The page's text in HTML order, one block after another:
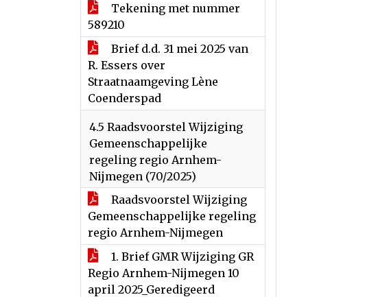
Tekening met nummer
589210
Brief d.d. 31 mei 2025 van
R. Essers over
Straatnaamgeving Lène
Coenderspad
4.5 Raadsvoorstel Wijziging
Gemeenschappelijke
regeling regio Arnhem-
Nijmegen (70/2025)
Raadsvoorstel Wijziging
Gemeenschappelijke regeling
regio Arnhem-Nijmegen
1. Brief GMR Wijziging GR
Regio Arnhem-Nijmegen 10
april 2025_Geredigeerd